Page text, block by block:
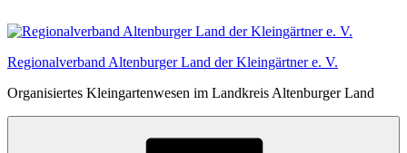
Inhalt
Regionalverband Altenburger Land der Kleingärtner e. V.
Organisiertes Kleingartenwesen im Landkreis Altenburger Land